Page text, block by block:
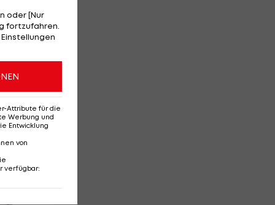
oder [Nur
fortzufahren.
Attribute für die
Werbung und
Entwicklung
von
verfügbar: